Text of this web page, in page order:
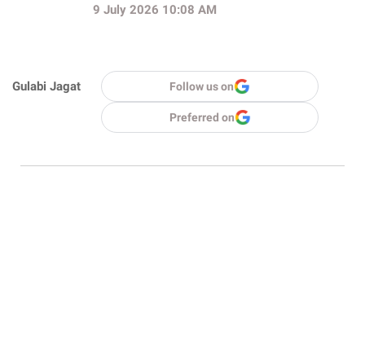
Gulabi Jagat
9 July 2026 10:08 AM
Follow us on
Preferred on